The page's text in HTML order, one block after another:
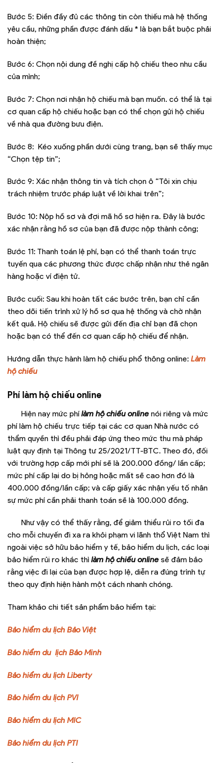
Bước 5: Điền đầy đủ các thông tin còn thiếu mà hệ thống
yêu cầu, những phần được đánh dấu * là bạn bắt buộc phải
hoàn thiện;
Bước 6: Chọn nội dung đề nghị cấp hộ chiếu theo nhu cầu
của mình;
Bước 7: Chọn nơi nhận hộ chiếu mà bạn muốn. có thể là tại
cơ quan cấp hộ chiếu hoặc bạn có thể chọn gửi hộ chiếu
về nhà qua đường bưu điện.
Bước 8: Kéo xuống phần dưới cùng trang, bạn sẽ thấy mục
“Chọn tệp tin”;
Bước 9: Xác nhận thông tin và tích chọn ô “Tôi xin chịu
trách nhiệm trước pháp luật về lời khai trên”;
Bước 10: Nộp hồ sơ và đợi mã hồ sơ hiện ra. Đây là bước
xác nhận rằng hồ sơ của bạn đã được nộp thành công;
Bước 11: Thanh toán lệ phí, bạn có thể thanh toán trực
tuyến qua các phương thức được chấp nhận như thẻ ngân
hàng hoặc ví điện tử.
Bước cuối: Sau khi hoàn tất các bước trên, bạn chỉ cần
theo dõi tiến trình xử lý hồ sơ qua hệ thống và chờ nhận
kết quả. Hộ chiếu sẽ được gửi đến địa chỉ bạn đã chọn
hoặc bạn có thể đến cơ quan cấp hộ chiếu để nhận.
Hướng dẫn thực hành làm hộ chiếu phổ thông online: Làm
hộ chiếu
Phí làm hộ chiếu online
Hiện nay mức phí làm hộ chiếu online nói riêng và mức
phí làm hộ chiếu trực tiếp tại các cơ quan Nhà nước có
thẩm quyền thì đều phải đáp ứng theo mức thu mà pháp
luật quy định tại Thông tư 25/2021/TT-BTC. Theo đó, đối
với trường hợp cấp mới phí sẽ là 200.000 đồng/ lần cấp;
mức phí cấp lại do bị hỏng hoặc mất sẽ cao hơn đó là
400.000 đồng/lần cấp; và cấp giấy xác nhận yếu tố nhân
sự mức phí cần phải thanh toán sẽ là 100.000 đồng.
Như vậy có thể thấy rằng, để giảm thiểu rủi ro tối đa
cho mỗi chuyến đi xa ra khỏi phạm vi lãnh thổ Việt Nam thì
ngoài việc sở hữu bảo hiểm y tế, bảo hiểm du lịch, các loại
bảo hiểm rủi ro khác thì làm hộ chiếu online sẽ đảm bảo
rằng việc đi lại của bạn được hợp lệ, diễn ra đúng trình tự
theo quy định hiện hành một cách nhanh chóng.
Tham khảo chi tiết sản phẩm bảo hiểm tại:
Bảo hiểm du lịch Bảo Việt
Bảo hiểm du lịch Bảo Minh
Bảo hiểm du lịch Liberty
Bảo hiểm du lịch PVI
Bảo hiểm du lịch MIC
Bảo hiểm du lịch PTI